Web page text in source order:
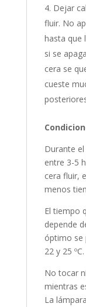
Dejar
fluir. No
hasta que
si se
cera se
cueste
Durante
entre 3-5
cera fluir,
menos
El tiempo
depende
óptimo se
22 y 25 ºC.
No tocar
mientras
La